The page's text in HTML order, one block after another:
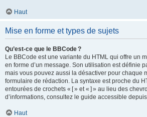
Haut
Mise en forme et types de sujets
Qu’est-ce que le BBCode ?
Le BBCode est une variante du HTML qui offre un
en forme d’un message. Son utilisation est définie
mais vous pouvez aussi la désactiver pour chaque
formulaire de rédaction. La syntaxe est proche du
entourées de crochets « [ » et « ] » au lieu des
d’informations, consultez le guide accessible
Haut